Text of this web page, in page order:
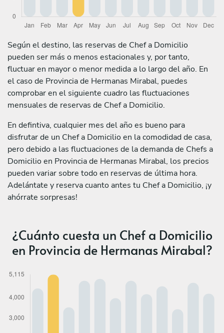
Según el destino, las reservas de Chef a Domicilio
pueden ser más o menos estacionales y, por tanto,
fluctuar en mayor o menor medida a lo largo del año. En
el caso de Provincia de Hermanas Mirabal, puedes
comprobar en el siguiente cuadro las fluctuaciones
mensuales de reservas de Chef a Domicilio.
En defintiva, cualquier mes del año es bueno para
disfrutar de un Chef a Domicilio en la comodidad de casa,
pero debido a las fluctuaciones de la demanda de Chefs a
Domicilio en Provincia de Hermanas Mirabal, los precios
pueden variar sobre todo en reservas de última hora.
Adelántate y reserva cuanto antes tu Chef a Domicilio, ¡y
ahórrate sorpresas!
¿Cuánto cuesta un Chef a Domicilio
en Provincia de Hermanas Mirabal?